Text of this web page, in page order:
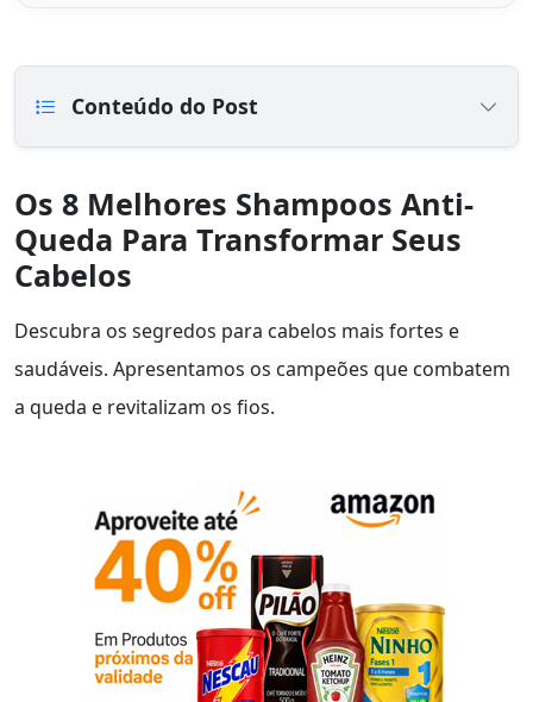
Conteúdo do Post
Os 8 Melhores Shampoos Anti-
Queda Para Transformar Seus
Cabelos
Descubra os segredos para cabelos mais fortes e
saudáveis. Apresentamos os campeões que combatem
a queda e revitalizam os fios.